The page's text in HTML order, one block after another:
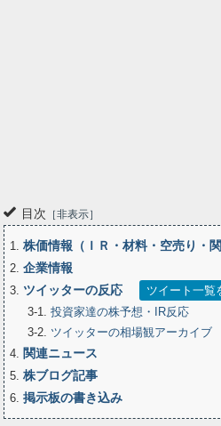
目次 非表示
1 株価情報（ＩＲ・材料・空売り・関
2 企業情報
3 ツイッターの反応
ツイート一覧
3-1 投資家達の株予想・IR反応
3-2 ツイッターの相場観アーカイブ
4
関連ニュース
5 株ブログ記事
6 掲示板の書き込み